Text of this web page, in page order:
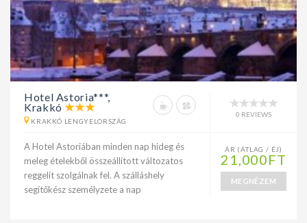
Hotel Astoria***,
Krakkó
KRAKKÓ LENGYELORSZÁG
0 REVIEWS
A Hotel Astoriában minden nap hideg és
meleg ételekből összeállított változatos
reggelit szolgálnak fel. A szálláshely
segítőkész személyzete a nap
ÁR (ÁTLAG / ÉJ)
21,000FT
MEGNÉZEM